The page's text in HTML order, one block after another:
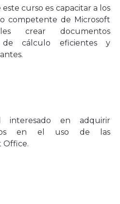
curso es capacitar a los
competente de Microsoft
crear documentos
de cálculo eficientes y
interesado en adquirir
en el uso de las
Office.